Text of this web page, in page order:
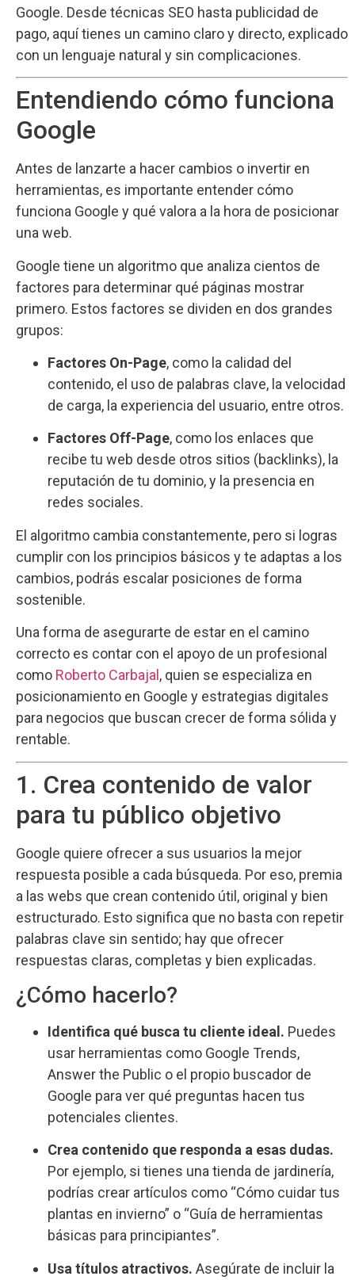
Google. Desde técnicas SEO hasta publicidad de
pago, aquí tienes un camino claro y directo, explicado
con un lenguaje natural y sin complicaciones.
Entendiendo cómo funciona
Google
Antes de lanzarte a hacer cambios o invertir en
herramientas, es importante entender cómo
funciona Google y qué valora a la hora de posicionar
una web.
Google tiene un algoritmo que analiza cientos de
factores para determinar qué páginas mostrar
primero. Estos factores se dividen en dos grandes
grupos:
Factores On-Page, como la calidad del
contenido, el uso de palabras clave, la velocidad
de carga, la experiencia del usuario, entre otros.
Factores Off-Page, como los enlaces que
recibe tu web desde otros sitios (backlinks), la
reputación de tu dominio, y la presencia en
redes sociales.
El algoritmo cambia constantemente, pero si logras
cumplir con los principios básicos y te adaptas a los
cambios, podrás escalar posiciones de forma
sostenible.
Una forma de asegurarte de estar en el camino
correcto es contar con el apoyo de un profesional
como Roberto Carbajal , quien se especializa en
posicionamiento en Google y estrategias digitales
para negocios que buscan crecer de forma sólida y
rentable.
1. Crea contenido de valor
para tu público objetivo
Google quiere ofrecer a sus usuarios la mejor
respuesta posible a cada búsqueda. Por eso, premia
a las webs que crean contenido útil, original y bien
estructurado. Esto significa que no basta con repetir
palabras clave sin sentido; hay que ofrecer
respuestas claras, completas y bien explicadas.
¿Cómo hacerlo?
Identifica qué busca tu cliente ideal. Puedes
usar herramientas como Google Trends,
Answer the Public o el propio buscador de
Google para ver qué preguntas hacen tus
potenciales clientes.
Crea contenido que responda a esas dudas.
Por ejemplo, si tienes una tienda de jardinería,
podrías crear artículos como “Cómo cuidar tus
plantas en invierno” o “Guía de herramientas
básicas para principiantes”.
Usa títulos atractivos. Asegúrate de incluir la